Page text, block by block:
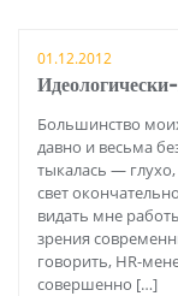
01.12.2012
Большинство
давно и весьма
тыкалась —
свет
видать мне
зрения
говорить, HR-
совершенно […]